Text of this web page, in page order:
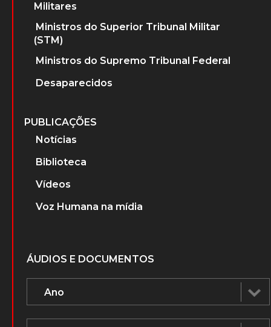
Militares
Ministros do Superior Tribunal Militar
(STM)
Ministros do Supremo Tribunal Federal
Desaparecidos
PUBLICAÇÕES
Notícias
Biblioteca
Vídeos
Voz Humana na mídia
ÁUDIOS E DOCUMENTOS